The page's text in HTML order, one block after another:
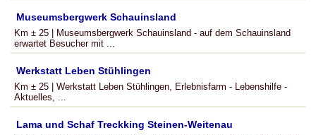
Museumsbergwerk Schauinsland
Km ± 25 | Museumsbergwerk Schauinsland - auf dem Schauinsland
erwartet Besucher mit ...
Werkstatt Leben Stühlingen
Km ± 25 | Werkstatt Leben Stühlingen, Erlebnisfarm - Lebenshilfe -
Aktuelles, ...
Lama und Schaf Treckking Steinen-Weitenau